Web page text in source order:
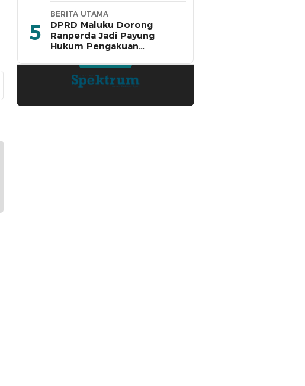
5
BERITA UTAMA
DPRD Maluku Dorong
Ranperda Jadi Payung
Hukum Pengakuan